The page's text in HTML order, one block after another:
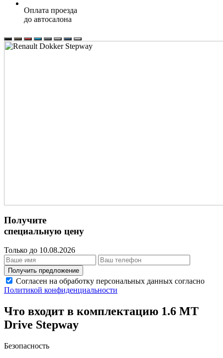
Оплата проезда
до автосалона
Получите
специальную цену
Только до 10.08.2026
Получить предложение
Согласен на обработку персональных данных согласно
Политикой конфиденциальности
Что входит в комплектацию 1.6 MT
Drive Stepway
Безопасность